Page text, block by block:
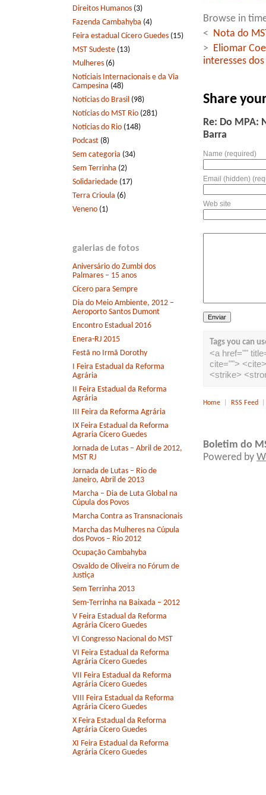
Direitos Humanos (3)
Fazenda Cambahyba (4)
Feira estadual Cícero Guedes (15)
MST Sudeste (13)
Mulheres (6)
Notíciais Internacionais e da Via
Campesina (48)
Notícias do Brasil (98)
Notícias do MST Rio (281)
Notícias do Rio (148)
Podcast (8)
Sem categoria (34)
Sem Terrinha (2)
Solidariedade (17)
Terra Crioula (6)
Veneno (1)
galerias de fotos
Aniversário do Zumbi dos
Palmares – 15 anos
Cícero para Sempre
Dia do Meio Ambiente, 2012 –
Aeroporto Santos Dumont
Encontro Estadual 2016
Enera-RJ 2015
Festã no Irmã Dorothy
I Feira Estadual da Reforma
Agrária
II Feira Estadual da Reforma
Agrária
III Feira da Reforma Agrária
IX Feira Estadual da Reforma
Agraria Cícero Guedes
Jornada de Lutas – Abril de 2012,
MST RJ
Jornada de Lutas – Rio de
Janeiro, Abril de 2013
Marcha – Dia de Luta Global na
Cúpula dos Povos
Marcha Contra as Transnacionais
Marcha das Mulheres na Cúpula
dos Povos – Rio 2012
Ocupação Cambahyba
Osvaldo de Oliveira no Fórum de
Justiça
Sem Terrinha 2013
Sem-Terrinha na Baixada – 2012
V Feira Estadual da Reforma
Agrária Cícero Guedes
VI Congresso Nacional do MST
VI Feira Estadual da Reforma
Agrária Cícero Guedes
VII Feira Estadual da Reforma
Agrária Cícero Guedes
VIII Feira Estadual da Reforma
Agrária Cícero Guedes
X Feira Estadual da Reforma
Agrária Cícero Guedes
XI Feira Estadual da Reforma
Agrária Cícero Guedes
Browse in
<
Nota do
>
Eliomar
interesses
Share
Re: Do MPA:
Barra
Name (required)
Email (hidden)
Web site
Tags you can
<a href=""
cite="">
<strike>
Home RSS Feed
Boletim do
Powered by